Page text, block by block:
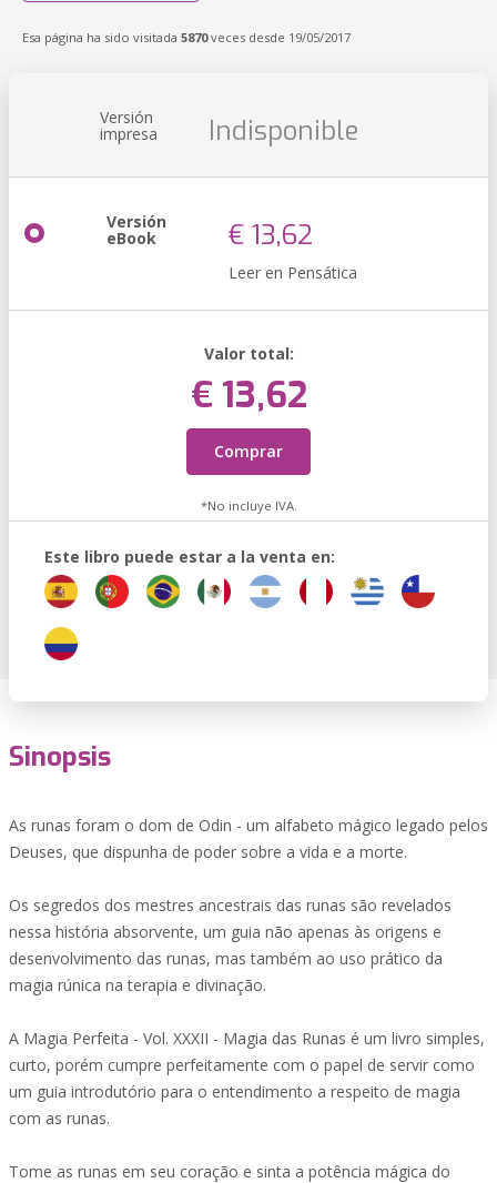
Esa página ha sido visitada 5870veces desde 19/05/2017
Versión
impresa Indisponible
Versión
eBook € 13,62
Leer en Pensática
Valor total:
€ 13,62
Comprar
*No incluye IVA.
Este libro puede estar a la venta en:
Sinopsis
As runas foram o dom de Odin - um alfabeto mágico legado pelos
Deuses, que dispunha de poder sobre a vida e a morte.
Os segredos dos mestres ancestrais das runas são revelados
nessa história absorvente, um guia não apenas às origens e
desenvolvimento das runas, mas também ao uso prático da
magia rúnica na terapia e divinação.
A Magia Perfeita - Vol. XXXII - Magia das Runas é um livro simples,
curto, porém cumpre perfeitamente com o papel de servir como
um guia introdutório para o entendimento a respeito de magia
com as runas.
Tome as runas em seu coração e sinta a potência mágica do